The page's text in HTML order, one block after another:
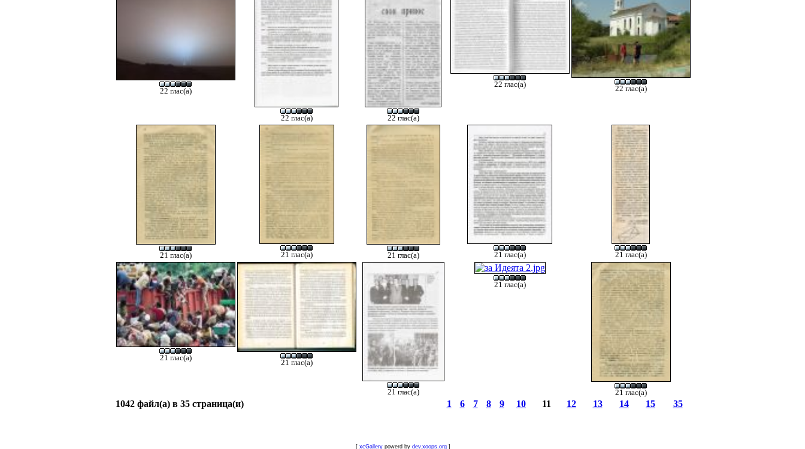
22 глас(а)
22 глас(а) 22 глас(а)
22 глас(а) 22 глас(а)
21 глас(а) 21 глас(а) 21 глас(а) 21 глас(а) 21 глас(а)
21 глас(а)
21 глас(а)
21 глас(а)
21 глас(а)
21 глас(а)
1042 файл(а) в 35 страница(и) 1 6 7 8 9 10 11 12 13 14 15 35
[ xcGallery powerd by dev.xoops.org ]